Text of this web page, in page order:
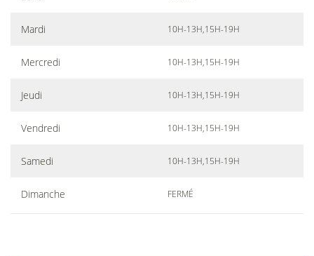
Mardi 10H-13H,15H-19H
Mercredi 10H-13H,15H-19H
Jeudi 10H-13H,15H-19H
Vendredi 10H-13H,15H-19H
Samedi 10H-13H,15H-19H
Dimanche FERMÉ